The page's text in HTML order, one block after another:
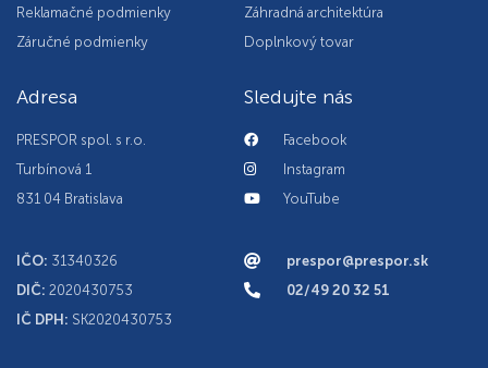
Reklamačné podmienky
Záručné podmienky
Záhradná architektúra
Doplnkový tovar
Adresa
PRESPOR spol. s r.o.
Turbínová 1
831 04 Bratislava
IČO: 31340326
DIČ: 2020430753
IČ DPH: SK2020430753
Sledujte nás
Facebook
Instagram
YouTube
prespor@prespor.sk
02/49 20 32 51